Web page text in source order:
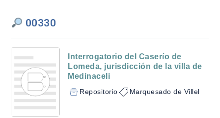
00330
Interrogatorio del Caserío de
Lomeda, jurisdicción de la villa de
Medinaceli
Repositorio Marquesado de Villel